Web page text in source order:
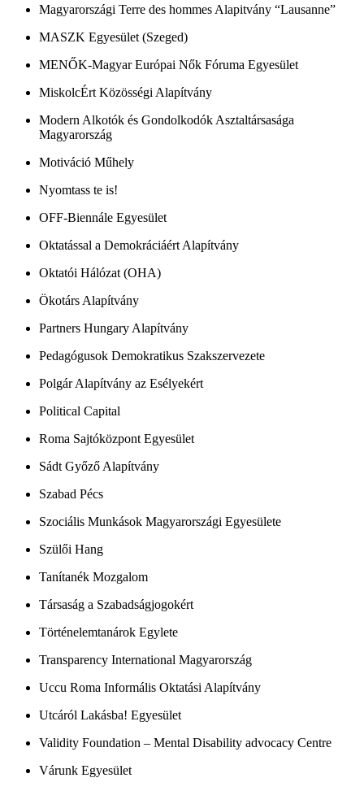
Magyarországi Terre des hommes Alapitvány “Lausanne”
MASZK Egyesület (Szeged)
MENŐK-Magyar Európai Nők Fóruma Egyesület
MiskolcÉrt Közösségi Alapítvány
Modern Alkotók és Gondolkodók Asztaltársasága
Magyarország
Motiváció Műhely
Nyomtass te is!
OFF-Biennále Egyesület
Oktatással a Demokráciáért Alapítvány
Oktatói Hálózat (OHA)
Ökotárs Alapítvány
Partners Hungary Alapítvány
Pedagógusok Demokratikus Szakszervezete
Polgár Alapítvány az Esélyekért
Political Capital
Roma Sajtóközpont Egyesület
Sádt Győző Alapítvány
Szabad Pécs
Szociális Munkások Magyarországi Egyesülete
Szülői Hang
Tanítanék Mozgalom
Társaság a Szabadságjogokért
Történelemtanárok Egylete
Transparency International Magyarország
Uccu Roma Informális Oktatási Alapítvány
Utcáról Lakásba! Egyesület
Validity Foundation – Mental Disability advocacy Centre
Várunk Egyesület